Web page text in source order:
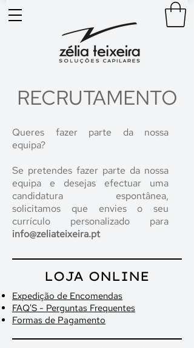
RECRUTAMENTO
Queres fazer parte da nossa
equipa?
Se pretendes fazer parte da nossa
equipa e desejas efectuar uma
candidatura espontânea,
solicitamos que envies o seu
currículo personalizado para
info@zeliateixeira.pt
LOJA ONLINE
Expedição de Encomendas
FAQ'S - Perguntas Frequentes
Formas de Pagamento